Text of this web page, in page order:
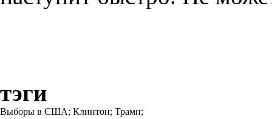
тэги
Выборы в США; Клинтон; Трамп;